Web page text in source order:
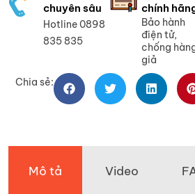
chuyên sâu
Hotline 0898
835 835
chính
Bảo hành
điện tử,
chống
giả
Chia sẻ:
Mô tả Video